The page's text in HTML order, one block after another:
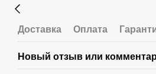
Доставка Оплата
Новый отзыв или